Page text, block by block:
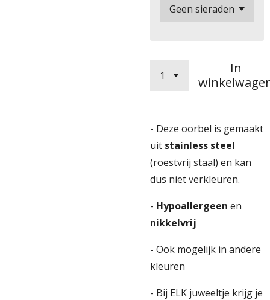
In
- Deze oorbel is gemaakt
uit stainless steel
(roestvrij staal) en kan
dus niet verkleuren.
- Hypoallergeen en
nikkelvrij
- Ook mogelijk in andere
kleuren
- Bij ELK juweeltje krijg je